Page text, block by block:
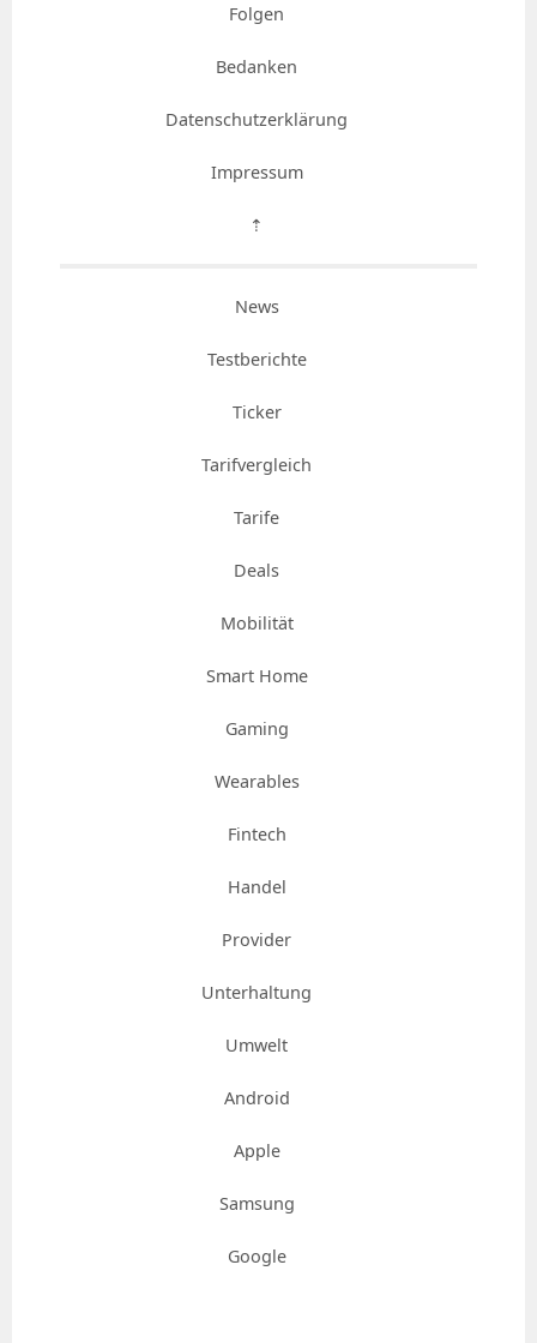
Folgen
Bedanken
Datenschutzerklärung
Impressum
⇡
News
Testberichte
Ticker
Tarifvergleich
Tarife
Deals
Mobilität
Smart Home
Gaming
Wearables
Fintech
Handel
Provider
Unterhaltung
Umwelt
Android
Apple
Samsung
Google